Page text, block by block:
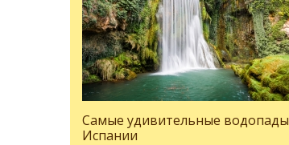
Самые удивительные водопады
Испании